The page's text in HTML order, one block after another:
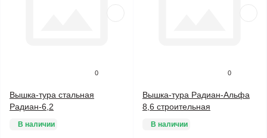
0
Вышка-тура стальная
Радиан-6,2
В наличии
0
Вышка-тура Радиан-Альфа
8,6 строительная
В наличии